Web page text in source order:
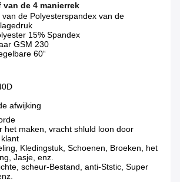
de 4 manierrek
van de Polyesterspandex van de
15% Spandex
GSM 230
60“
afwijking
het maken, vracht shluld loon door
Kledingstuk, Schoenen, Broeken, het
Jasje, enz.
scheur-Bestand, anti-Ststic, Super